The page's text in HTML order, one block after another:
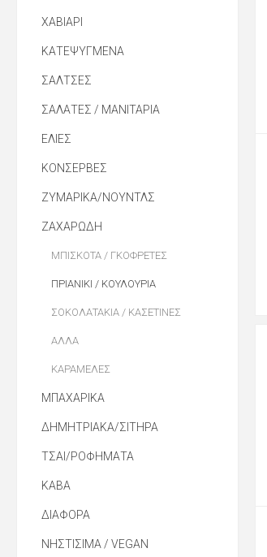
ΧΑΒΙΑΡΙ
ΚΑΤΕΨΥΓΜΕΝΑ
ΣΑΛΤΣΕΣ
ΣΑΛΑΤΕΣ / ΜΑΝΙΤΑΡΙΑ
ΕΛΙΕΣ
ΚΟΝΣΕΡΒΕΣ
ΖΥΜΑΡΙΚΑ/ΝΟΥΝΤΛΣ
ΖΑΧΑΡΩΔΗ
ΜΠΙΣΚΟΤΑ / ΓΚΟΦΡΕΤΕΣ
ΠΡΙΑΝΙΚΙ / ΚΟΥΛΟΥΡΙΑ
ΣΟΚΟΛΑΤΑΚΙΑ / ΚΑΣΕΤΙΝΕΣ
ΑΛΛΑ
ΚΑΡΑΜΕΛΕΣ
ΜΠΑΧΑΡΙΚΑ
ΔΗΜΗΤΡΙΑΚΑ/ΣΙΤΗΡΑ
ΤΣΑΙ/ΡΟΦΗΜΑΤΑ
ΚΑΒΑ
ΔΙΑΦΟΡΑ
ΝΗΣΤΙΣΙΜΑ / VEGAN